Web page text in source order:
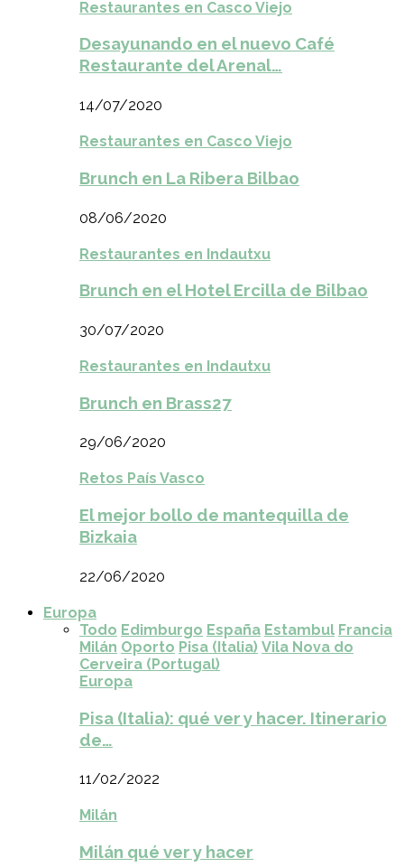
Restaurantes en Casco Viejo
Desayunando en el nuevo Café
Restaurante del Arenal…
14/07/2020
Restaurantes en Casco Viejo
Brunch en La Ribera Bilbao
08/06/2020
Restaurantes en Indautxu
Brunch en el Hotel Ercilla de Bilbao
30/07/2020
Restaurantes en Indautxu
Brunch en Brass27
29/06/2020
Retos País Vasco
El mejor bollo de mantequilla de
Bizkaia
22/06/2020
Europa
Todo Edimburgo España Estambul Francia
Milán Oporto Pisa (Italia) Vila Nova do
Cerveira (Portugal)
Europa
Pisa (Italia): qué ver y hacer. Itinerario
de…
11/02/2022
Milán
Milán qué ver y hacer